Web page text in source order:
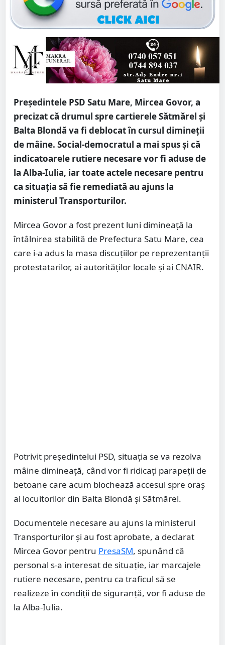
Președintele PSD Satu Mare, Mircea Govor, a
precizat că drumul spre cartierele Sătmărel și
Balta Blondă va fi deblocat în cursul dimineții
de mâine. Social-democratul a mai spus și că
indicatoarele rutiere necesare vor fi aduse de
la Alba-Iulia, iar toate actele necesare pentru
ca situația să fie remediată au ajuns la
ministerul Transporturilor.
Mircea Govor a fost prezent luni dimineață la
întâlnirea stabilită de Prefectura Satu Mare, cea
care i-a adus la masa discuțiilor pe reprezentanții
protestatarilor, ai autorităților locale și ai CNAIR.
Potrivit președintelui PSD, situația se va rezolva
mâine dimineață, când vor fi ridicați parapeții de
betoane care acum blochează accesul spre oraș
al locuitorilor din Balta Blondă și Sătmărel.
Documentele necesare au ajuns la ministerul
Transporturilor și au fost aprobate, a declarat
Mircea Govor pentru PresaSM, spunând că
personal s-a interesat de situație, iar marcajele
rutiere necesare, pentru ca traficul să se
realizeze în condiții de siguranță, vor fi aduse de
la Alba-Iulia.